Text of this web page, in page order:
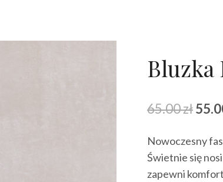
Bluzka
65.00zł
Nowoczesny
Świetnie się
zapewni